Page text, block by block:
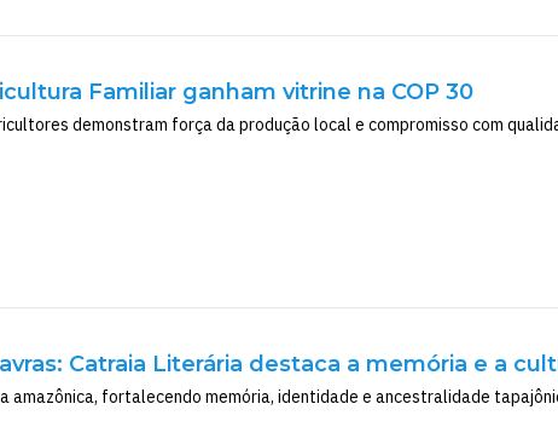
Familiar ganham vitrine na COP 30
demonstram força da produção local e compromisso com
Catraia Literária destaca a memória e a
amazônica, fortalecendo memória, identidade e ancestralidade